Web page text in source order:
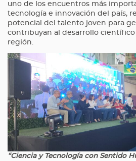
uno de los encuentros más
tecnología e innovación del país,
potencial del talento joven para
contribuyan al desarrollo
región.
“Ciencia y Tecnología con Sentido